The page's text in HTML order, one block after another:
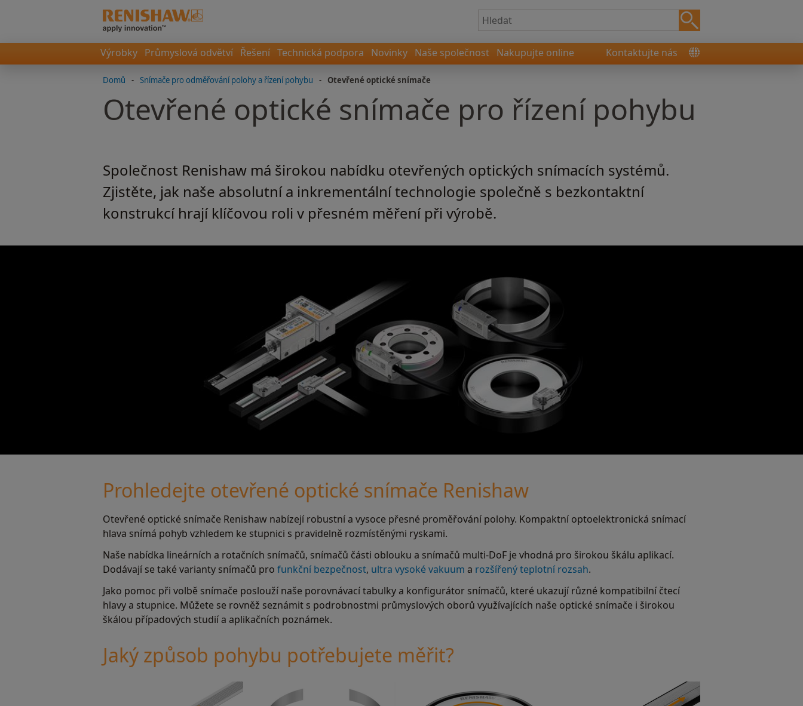
Výrobky Průmyslová odvětví Řešení Technická podpora Novinky Naše společnost Nakupujte online Kontaktujte nás
Domů - Snímače pro odměřování polohy a řízení pohybu - Otevřené optické snímače
Otevřené optické snímače pro řízení pohybu
Společnost Renishaw má širokou nabídku otevřených optických snímacích systémů.
Zjistěte, jak naše absolutní a inkrementální technologie společně s bezkontaktní
konstrukcí hrají klíčovou roli v přesném měření při výrobě.
Prohledejte otevřené optické snímače Renishaw
Otevřené optické snímače Renishaw nabízejí robustní a vysoce přesné proměřování polohy. Kompaktní optoelektronická snímací
hlava snímá pohyb vzhledem ke stupnici s pravidelně rozmístěnými ryskami.
Naše nabídka lineárních a rotačních snímačů, snímačů části oblouku a snímačů multi-DoF je vhodná pro širokou škálu aplikací.
Dodávají se také varianty snímačů pro funkční bezpečnost, ultra vysoké vakuum a rozšířený teplotní rozsah.
Jako pomoc při volbě snímače poslouží naše porovnávací tabulky a konfigurátor snímačů, které ukazují různé kompatibilní čtecí
hlavy a stupnice. Můžete se rovněž seznámit s podrobnostmi průmyslových oborů využívajících naše optické snímače i širokou
škálou případových studií a aplikačních poznámek.
Jaký způsob pohybu potřebujete měřit?